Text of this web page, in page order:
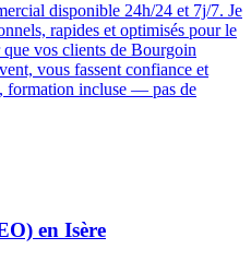
disponible 24h/24 et 7j/7. Je
rapides et optimisés pour le
vos clients de Bourgoin
vous fassent confiance et
formation incluse — pas de
en Isère